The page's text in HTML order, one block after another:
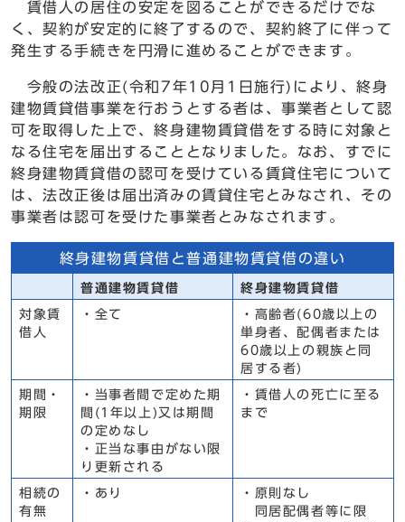
賃借人の居住の安定を図ることができるだけでな
く、契約が安定的に終了するので、契約終了に伴って
発生する手続きを円滑に進めることができます。
今般の法改正(令和7年10月1日施行)により、終身
建物賃貸借事業を行おうとする者は、事業者として認
可を取得した上で、終身建物賃貸借をする時に対象と
なる住宅を届出することとなりました。なお、すでに
終身建物賃貸借の認可を受けている賃貸住宅について
は、法改正後は届出済みの賃貸住宅とみなされ、その
事業者は認可を受けた事業者とみなされます。
終身建物賃貸借と普通建物賃貸借の違い
普通建物賃貸借 終身建物賃貸借
対象賃
借人
・全て
・高齢者(60歳以上の
単身者、配偶者または
60歳以上の親族と同
居する者)
期間・
期限
・当事者間で定めた期
間(1年以上)又は期間
の定めなし
・正当な事由がない限
り更新される
・賃借人の死亡に至る
まで
相続の
有無
・あり
・原則なし
同居配偶者等に限